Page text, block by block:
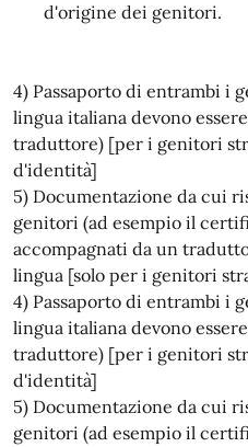
d'origine dei genitori.
4) Passaporto di entrambi i
lingua italiana devono
traduttore) [per i genitori
d'identità]
5) Documentazione da cui
genitori (ad esempio il
accompagnati da un
lingua [solo per i genitori
4) Passaporto di entrambi i
lingua italiana devono
traduttore) [per i genitori
d'identità]
5) Documentazione da cui
genitori (ad esempio il